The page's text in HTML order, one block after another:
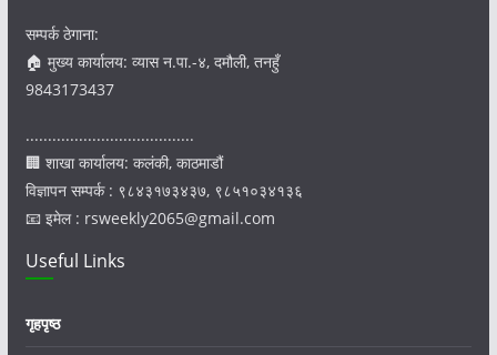
सम्पर्क ठेगाना:
🏠 मुख्य कार्यालय: व्यास न.पा.-४, दमौली, तनहुँ
9843173437
......................................
🏢 शाखा कार्यालय: कलंकी, काठमाडौं
विज्ञापन सम्पर्क : ९८४३१७३४३७, ९८५१०३४१३६
📧 इमेल : rsweekly2065@gmail.com
Useful Links
गृहपृष्ठ